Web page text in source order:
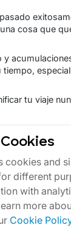
cookies and
different
with
more
Cookie
cosa que
y
tiempo,
tu viaje